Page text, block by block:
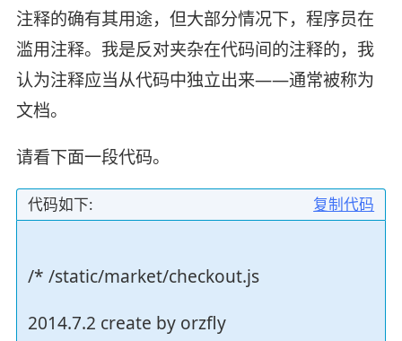
注释的确有其用途，但大部分情况下，程序员在
滥用注释。我是反对夹杂在代码间的注释的，我
认为注释应当从代码中独立出来——通常被称为
文档。
请看下面一段代码。
复制代码
代码如下:
/* /static/market/checkout.js
2014.7.2 create by orzfly